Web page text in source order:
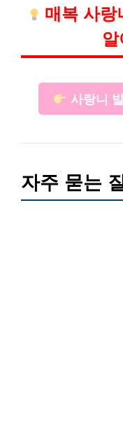
매복 사랑
사랑니
자주 묻는